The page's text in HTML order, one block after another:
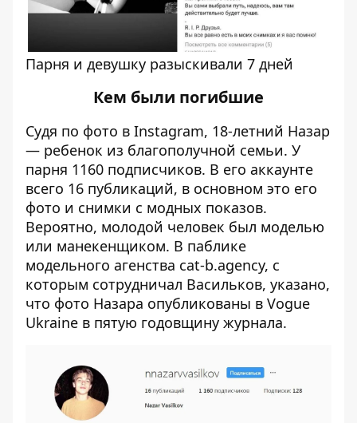
Парня и девушку разыскивали 7 дней
Кем были погибшие
Судя по фото в Instagram, 18-летний Назар
— ребенок из благополучной семьи. У
парня 1160 подписчиков. В его аккаунте
всего 16 публикаций, в основном это его
фото и снимки с модных показов.
Вероятно, молодой человек был моделью
или манекенщиком. В паблике
модельного агенства cat-b.agency, с
которым сотрудничал Васильков, указано,
что фото Назара опубликованы в Vogue
Ukraine в пятую годовщину журнала.